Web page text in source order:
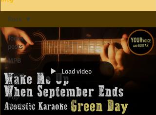
Todos
posts
MPB
Bossa
nova
Pop
Nacional
Rock
Load video